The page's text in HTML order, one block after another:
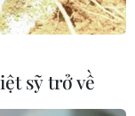
sỹ trở về